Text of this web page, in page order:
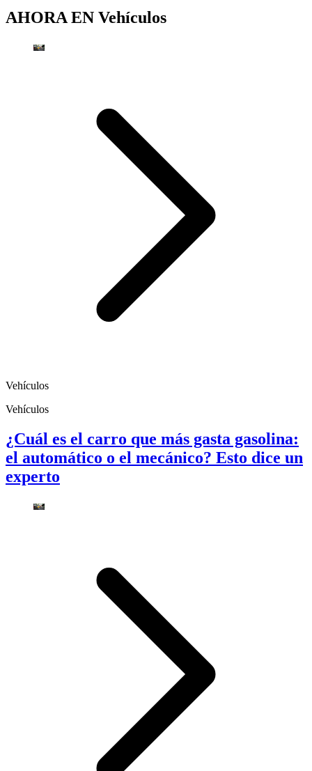
AHORA EN Vehículos
Vehículos
Vehículos
¿Cuál es el carro que más gasta gasolina:
el automático o el mecánico? Esto dice un
experto